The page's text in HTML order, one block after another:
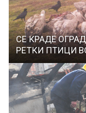
СЕ КРАДЕ
РЕТКИ ПТИЦИ